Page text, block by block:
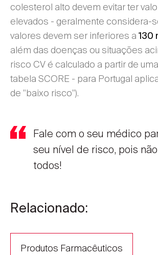
colesterol alto devem evitar ter
elevados - geralmente considera-
valores devem ser inferiores a 130
além das doenças ou situações
risco CV é calculado a partir de uma
tabela SCORE - para Portugal
de "baixo risco").
Fale com o seu médico
seu nível de risco, pois
todos!
Relacionado:
Produtos Farmacêuticos